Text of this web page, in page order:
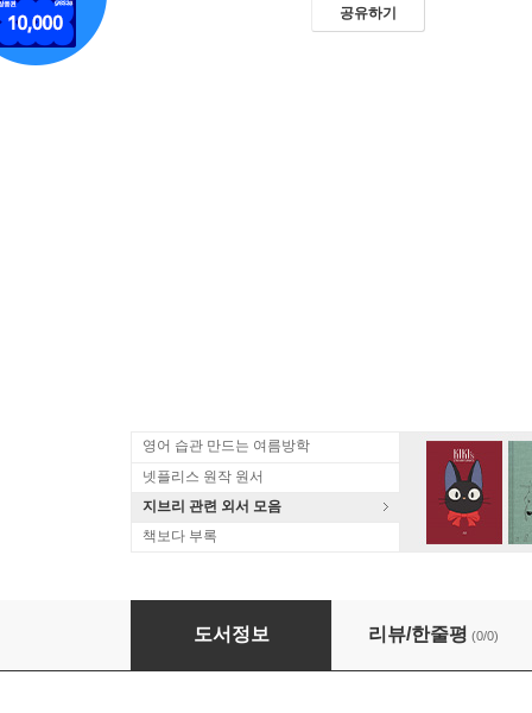
공유하기
영어 습관 만드는 여름방학
넷플리스 원작 원서
지브리 관련 외서 모음
책보다 부록
[A형] Madame FIGARO Hommes 费加罗 마
도서정보 리뷰/한줄평 (0/0)